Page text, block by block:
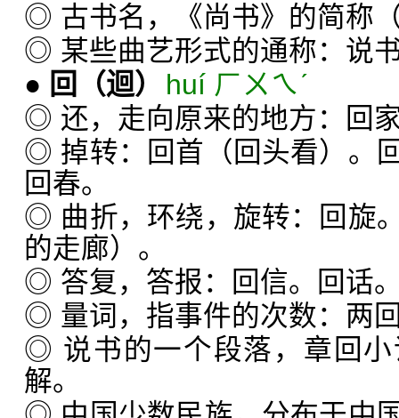
◎ 古书名，《尚书》的简称
◎ 某些曲艺形式的通称：说
● 回 （迴）
huí ㄏㄨㄟˊ
◎ 还，走向原来的地方：回
◎ 掉转：回首（回头看）。
回春。
◎ 曲折，环绕，旋转：回旋
的走廊）。
◎ 答复，答报：回信。回话
◎ 量词，指事件的次数：两
◎ 说书的一个段落，章回
解。